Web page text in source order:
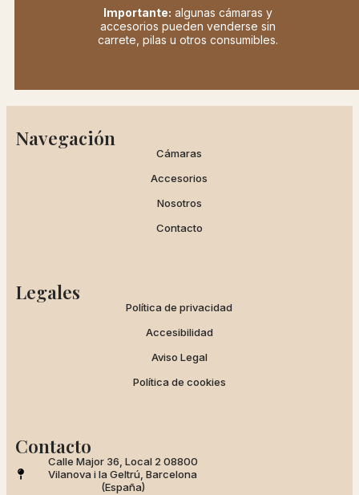
Importante: algunas cámaras y
accesorios pueden venderse sin
carrete, pilas u otros consumibles.
Navegación
Cámaras
Accesorios
Nosotros
Contacto
Legales
Política de privacidad
Accesibilidad
Aviso Legal
Política de cookies
Contacto
Calle Major 36, Local 2 08800
Vilanova i la Geltrú, Barcelona
(España)